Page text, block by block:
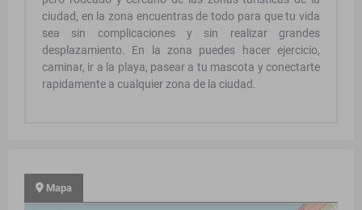
ciudad, en la zona encuentras de todo para que tu vida
sea sin complicaciones y sin realizar grandes
desplazamiento. En la zona puedes hacer ejercicio,
caminar, ir a la playa, pasear a tu mascota y conectarte
rapidamente a cualquier zona de la ciudad.
Mapa